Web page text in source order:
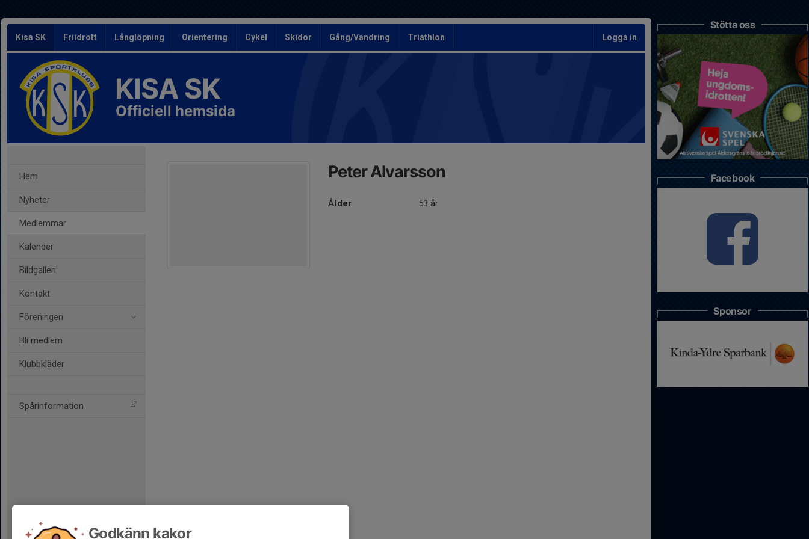
Kisa SK Friidrott Långlöpning Orientering Cykel Skidor Gång/Vandring Triathlon Logga in
KISA SK
Officiell hemsida
Hem
Nyheter
Medlemmar
Kalender
Bildgalleri
Kontakt
Föreningen
Bli medlem
Klubbkläder
Spårinformation
Peter Alvarsson
Ålder 53 år
Stötta oss
Facebook
Sponsor
Godkänn kakor